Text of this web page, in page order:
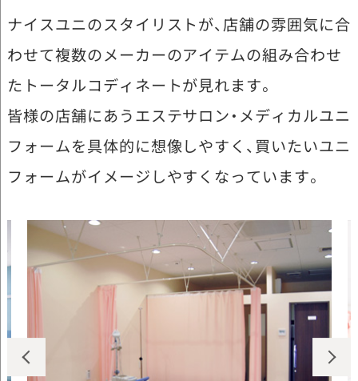
ナイスユニのスタイリストが、店舗の雰囲気に合
わせて複数のメーカーのアイテムの組み合わせ
たトータルコディネートが見れます。
皆様の店舗にあうエステサロン・メディカルユニ
フォームを具体的に想像しやすく、買いたいユニ
フォームがイメージしやすくなっています。